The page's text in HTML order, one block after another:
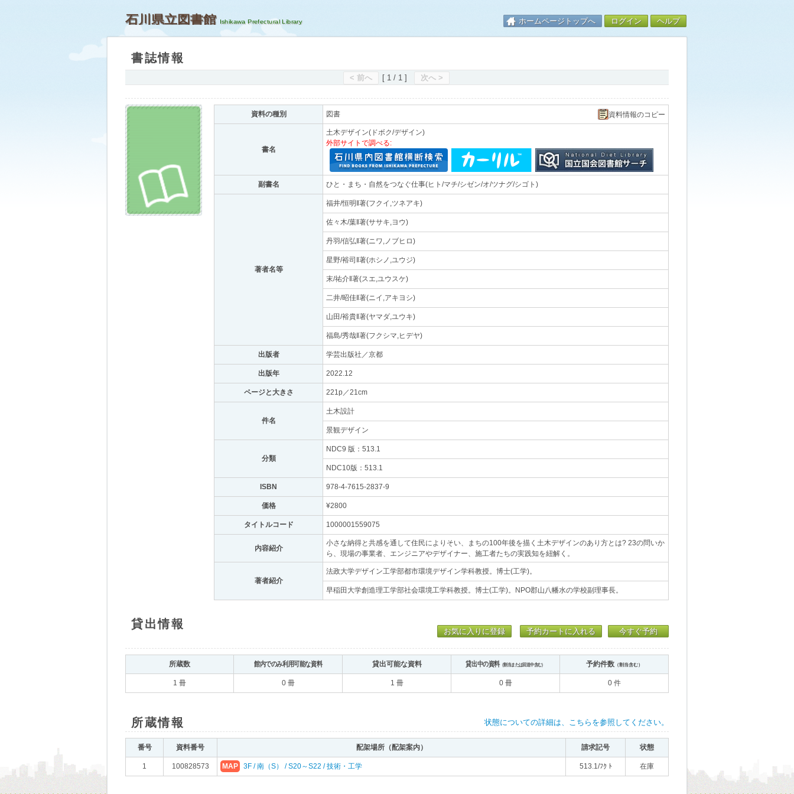
石川県立図書館 ホームページトップへ ログイン ヘルプ
書誌情報
< 前へ [ 1 / 1 ] 次へ >
資料の種別 図書 資料情報のコピー
書名
土木デザイン(ドボク/デザイン)
外部サイトで調べる:
副書名 ひと・まち・自然をつなぐ仕事(ヒト/マチ/シゼン/オ/ツナグ/シゴト)
著者名等
福井/恒明‖著(フクイ,ツネアキ)
佐々木/葉‖著(ササキ,ヨウ)
丹羽/信弘‖著(ニワ,ノブヒロ)
星野/裕司‖著(ホシノ,ユウジ)
末/祐介‖著(スエ,ユウスケ)
二井/昭佳‖著(ニイ,アキヨシ)
山田/裕貴‖著(ヤマダ,ユウキ)
福島/秀哉‖著(フクシマ,ヒデヤ)
出版者 学芸出版社／京都
出版年 2022.12
ページと大きさ 221p／21cm
件名
土木設計
景観デザイン
分類
NDC9 版：513.1
NDC10版：513.1
ISBN 978-4-7615-2837-9
価格 ¥2800
タイトルコード 1000001559075
内容紹介
小さな納得と共感を通して住民によりそい、まちの100年後を描く土木デザインのあり方とは? 23の問いか
ら、現場の事業者、エンジニアやデザイナー、施工者たちの実践知を紐解く。
著者紹介
法政大学デザイン工学部都市環境デザイン学科教授。博士(工学)。
早稲田大学創造理工学部社会環境工学科教授。博士(工学)。NPO郡山八幡水の学校副理事長。
貸出情報
お気に入りに登録 予約カートに入れる 今すぐ予約
所蔵数 館内でのみ利用可能な資料 貸出可能な資料 貸出中の資料（割当または回送中含む） 予約件数（割当含む）
1 冊 0 冊 1 冊 0 冊 0 件
所蔵情報 状態についての詳細は、こちらを参照してください。
番号 資料番号 配架場所（配架案内） 請求記号 状態
1 100828573 MAP 3F / 南（S） / S20～S22 / 技術・工学 513.1/ﾌｸ ﾄ 在庫